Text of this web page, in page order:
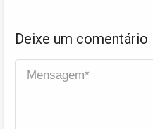
Deixe um comentário